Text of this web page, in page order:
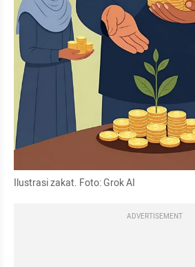
Ilustrasi zakat. Foto: Grok AI
ADVERTISEMENT